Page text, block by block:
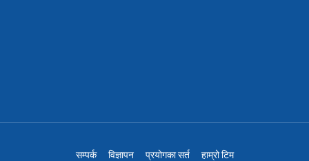
सम्पर्क विज्ञापन प्रयोगका सर्त हाम्रो टिम